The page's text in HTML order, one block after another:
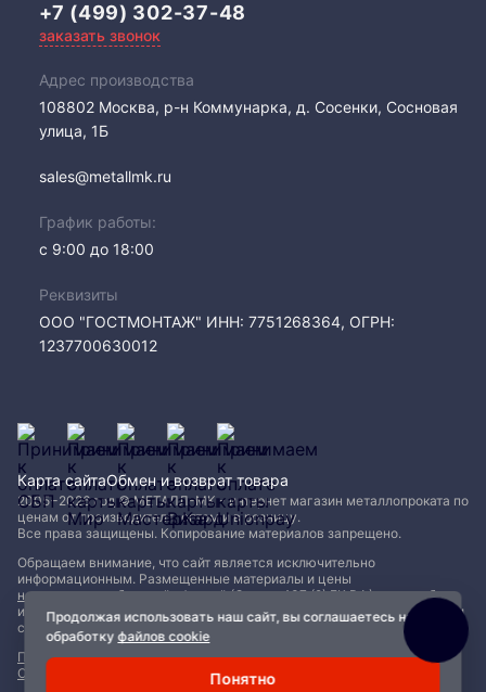
Продолжая использовать наш сайт, вы соглашаетесь на
обработкуфайлов cookie
Понятно
+7 (499) 302-37-48
заказать звонок
Адрес производства
108802​ Москва, р-н Коммунарка, д. Сосенки, Сосновая
улица, 1Б
sales@metallmk.ru
График работы:
с 9:00 до 18:00
Реквизиты
ООО "ГОСТМОНТАЖ" ИНН: 7751268364, ОГРН:
1237700630012
2005−2026 год © МЕТАЛЛ-МК - интернет магазин металлопроката по
ценам от производителя, оптом и в розницу.
Все права защищены. Копирование материалов запрещено.
Обращаем внимание, что сайт является исключительно
информационным. Размещенные материалы и цены
не являются публичной офертой (Статья 437 (2) ГК РФ)и могут быть
изменены без уведомления. Для уточнения наличия, характеристик и
стоимости материалов обращайтесь в офисы продаж.
Политика конфиденциальности|Пользовательское соглашение|
Обработка файлов Cookie
Карта сайтаОбмен и возврат товара